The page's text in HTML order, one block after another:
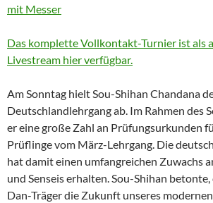
Das komplette Vollkontakt-Turnier ist als
Livestream hier verfügbar.
Am Sonntag hielt Sou-Shihan Chandana
Deutschlandlehrgang ab. Im Rahmen des
er eine große Zahl an Prüfungsurkunden
Prüflinge vom März-Lehrgang. Die
hat damit einen umfangreichen Zuwachs
und Senseis erhalten. Sou-Shihan betonte,
Dan-Träger die Zukunft unseres